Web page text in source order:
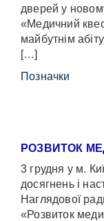
дверей у
«Медичний
майбутнім
[…]
Позначки
РОЗВИТОК
3 грудня у м.
досягнень і
Наглядової
«Розвиток